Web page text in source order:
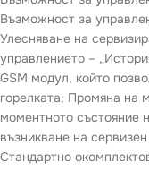
Възможност за
Улесняване на
управлението –
GSM модул, който
горелката; Промяна на
моментното състояние
възникване на
Стандартно